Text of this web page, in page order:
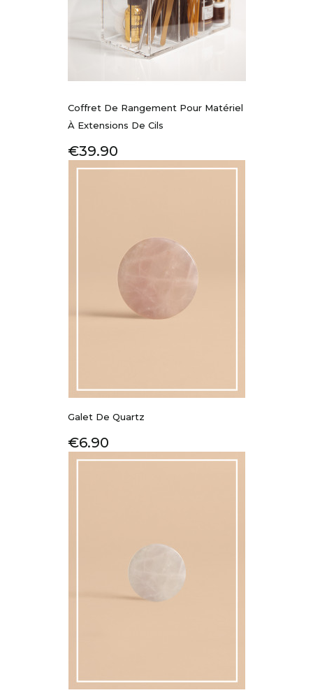
Coffret De Rangement Pour Matériel
À Extensions De Cils
Price
€39.90
Galet De Quartz
Price
€6.90